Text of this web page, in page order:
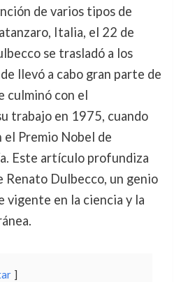
de varios tipos de
Italia, el 22 de
se trasladó a los
llevó a cabo gran parte de
culminó con el
trabajo en 1975, cuando
el Premio Nobel de
Este artículo profundiza
Renato Dulbecco, un genio
vigente en la ciencia y la